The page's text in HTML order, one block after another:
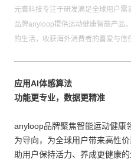
元寰科技专注于研发满足全球用户
品牌anyloop提供运动健康智能产品
的生活，收获海外消费者的喜爱与信
应用AI体感算法
功能更专业，数据更精准
anyloop品牌聚焦智能运动健康
为导向，为全球用户带来高性
助用户保持活力、养成更健康